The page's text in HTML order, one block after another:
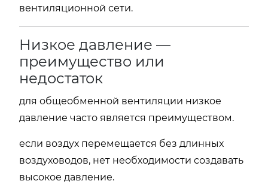
вентиляционной сети.
Низкое давление —
преимущество или
недостаток
для общеобменной вентиляции низкое
давление часто является преимуществом.
если воздух перемещается без длинных
воздуховодов, нет необходимости создавать
высокое давление.